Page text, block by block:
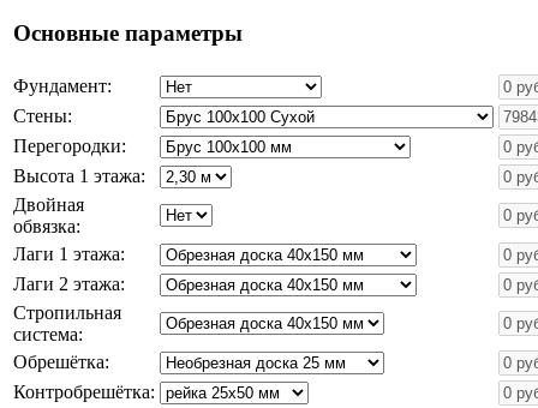
Основные параметры
Фундамент:
Стены:
Перегородки:
Высота 1 этажа:
Двойная
обвязка:
Лаги 1 этажа:
Лаги 2 этажа:
Стропильная
система:
Обрешётка:
Контробрешётка: